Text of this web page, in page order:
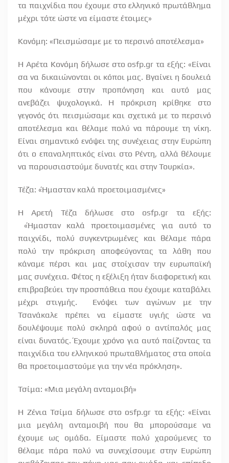
τα παιχνίδια που έχουμε στο ελληνικό πρωτάθλημα
μέχρι τότε ώστε να είμαστε έτοιμες»
Κονόμη: «Πεισμώσαμε με το περσινό αποτέλεσμα»
Η Αρέτα Κονόμη δήλωσε στο osfp.gr τα εξής: «Είναι
σα να δικαιώνονται οι κόποι μας. Βγαίνει η δουλειά
που κάνουμε στην προπόνηση και αυτό μας
ανεβάζει ψυχολογικά. Η πρόκριση κρίθηκε στο
γεγονός ότι πεισμώσαμε και σχετικά με το περσινό
αποτέλεσμα και θέλαμε πολύ να πάρουμε τη νίκη.
Είναι σημαντικό ενόψει της συνέχειας στην Ευρώπη
ότι ο επαναληπτικός είναι στο Ρέντη, αλλά θέλουμε
να παρουσιαστούμε δυνατές και στην Τουρκία».
Τέζα: «Ήμασταν καλά προετοιμασμένες»
Η Αρετή Τέζα δήλωσε στο osfp.gr τα εξής:
«Ήμασταν καλά προετοιμασμένες για αυτό το
παιχνίδι, πολύ συγκεντρωμένες και θέλαμε πάρα
πολύ την πρόκριση αποφεύγοντας τα λάθη που
κάναμε πέρσι και μας στοίχισαν την ευρωπαϊκή
μας συνέχεια. Φέτος η εξέλιξη ήταν διαφορετική και
επιβραβεύει την προσπάθεια που έχουμε καταβάλει
μέχρι στιγμής. Ενόψει των αγώνων με την
Τσανάκαλε πρέπει να είμαστε υγιής ώστε να
δουλέψουμε πολύ σκληρά αφού ο αντίπαλός μας
είναι δυνατός. Έχουμε χρόνο για αυτό παίζοντας τα
παιχνίδια του ελληνικού πρωταθλήματος στα οποία
θα προετοιμαστούμε για την νέα πρόκληση».
Τσίμα: «Μια μεγάλη ανταμοιβή»
Η Ζένια Τσίμα δήλωσε στο osfp.gr τα εξής: «Είναι
μια μεγάλη ανταμοιβή που θα μπορούσαμε να
έχουμε ως ομάδα. Είμαστε πολύ χαρούμενες το
θέλαμε πάρα πολύ να συνεχίσουμε στην Ευρώπη